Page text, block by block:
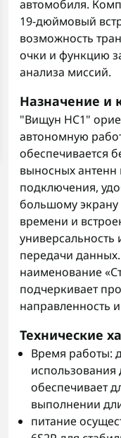
автомобиля.
19-дюймовый
возможность
очки и функцию
анализа миссий.
Назначение и
"Вищун HC1"
автономную
обеспечивается
выносных антенн
подключения,
большому
времени и
передачи
наименование
подчеркивает
направленность
Технические
Время работы:
использования
обеспечивает
выполнении
питание